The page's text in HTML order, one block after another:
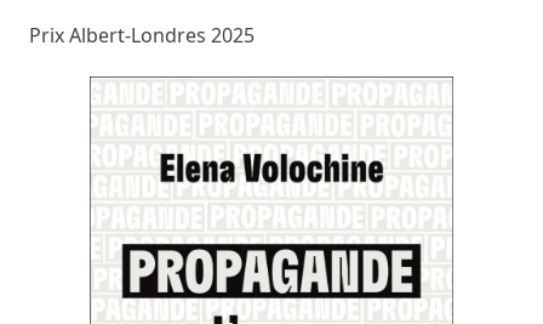
Prix Albert-Londres 2025
Livres les plus recommandés
Prix littéraires